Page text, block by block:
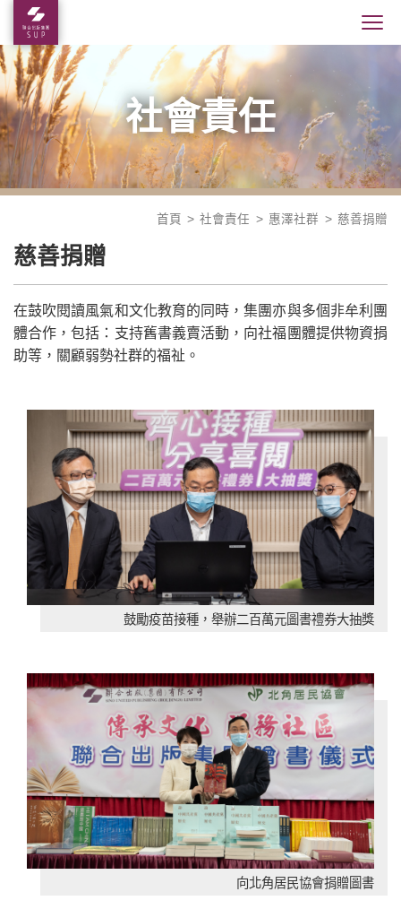
社會責任
首頁 社會責任 惠澤社群 慈善捐贈
慈善捐贈
在鼓吹閱讀風氣和文化教育的同時，集團亦與多個非牟利團
體合作，包括：支持舊書義賣活動，向社福團體提供物資捐
助等，關顧弱勢社群的福祉。
鼓勵疫苗接種，舉辦二百萬元圖書禮券大抽獎
向北角居民協會捐贈圖書